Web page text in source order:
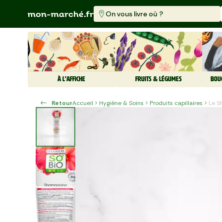
On vous livre où ?
À L'AFFICHE FRUITS & LÉGUMES
RetourAccueil Hygiène & Soins Produits capillaires Le